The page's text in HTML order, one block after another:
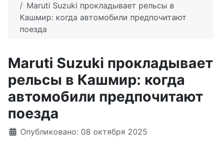
Maruti Suzuki прокладывает рельсы в
Кашмир: когда автомобили предпочитают
поезда
Maruti Suzuki прокладывает
рельсы в Кашмир: когда
автомобили предпочитают
поезда
Информация о материале
Опубликовано: 08 октября 2025